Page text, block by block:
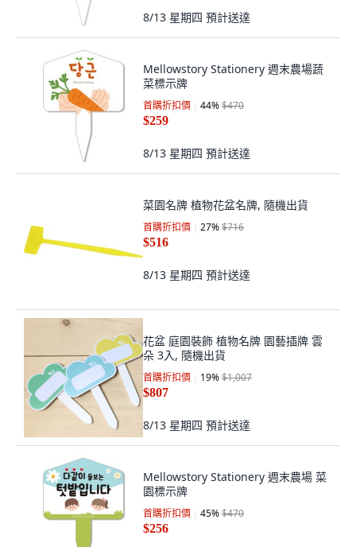
8/13 星期四 預計送達
Mellowstory Stationery 週末農場蔬
菜標示牌
首購折扣價 44%$470
$259
8/13 星期四 預計送達
菜園名牌 植物花盆名牌, 隨機出貨
首購折扣價 27%$716
$516
8/13 星期四 預計送達
花盆 庭園裝飾 植物名牌 園藝插牌 雲
朵 3入, 隨機出貨
首購折扣價 19%$1,007
$807
8/13 星期四 預計送達
Mellowstory Stationery 週末農場 菜
園標示牌
首購折扣價 45%$470
$256